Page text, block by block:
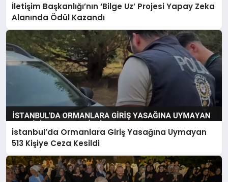
İletişim Başkanlığı’nın ‘Bilge Uz’ Projesi Yapay Zeka
Alanında Ödül Kazandı
İstanbul’da Ormanlara Giriş Yasağına Uymayan
513 Kişiye Ceza Kesildi